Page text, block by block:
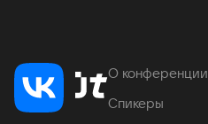
О конференции
Спикеры